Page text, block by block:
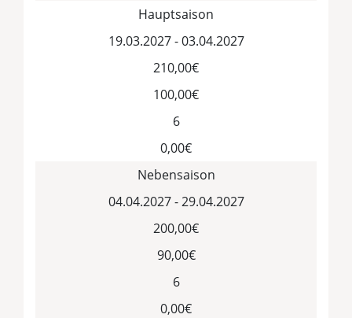
Hauptsaison
19.03.2027 - 03.04.2027
210,00€
100,00€
6
0,00€
Nebensaison
04.04.2027 - 29.04.2027
200,00€
90,00€
6
0,00€